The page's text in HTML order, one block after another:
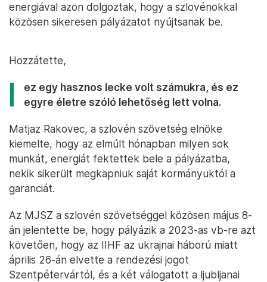
energiával azon dolgoztak, hogy a szlovénokkal
közösen sikeresen pályázatot nyújtsanak be.
Hozzátette,
ez egy hasznos lecke volt számukra, és ez
egyre életre szóló lehetőség lett volna.
Matjaz Rakovec, a szlovén szövetség elnöke
kiemelte, hogy az elmúlt hónapban milyen sok
munkát, energiát fektettek bele a pályázatba,
nekik sikerült megkapniuk saját kormányuktól a
garanciát.
Az MJSZ a szlovén szövetséggel közösen május 8-
án jelentette be, hogy pályázik a 2023-as vb-re azt
követően, hogy az IIHF az ukrajnai háború miatt
április 26-án elvette a rendezési jogot
Szentpétervártól, és a két válogatott a ljubljanai